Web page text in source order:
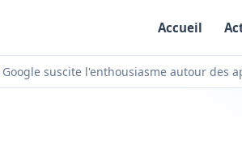
Accueil
Google suscite l'enthousiasme autour des